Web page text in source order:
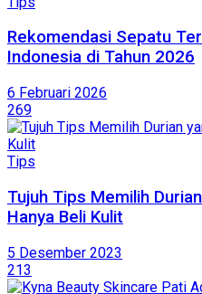
Rekomendasi Sepatu
Indonesia di Tahun 2026
6 Februari 2026
269
Tips
Tujuh Tips Memilih
Hanya Beli Kulit
5 Desember 2023
213